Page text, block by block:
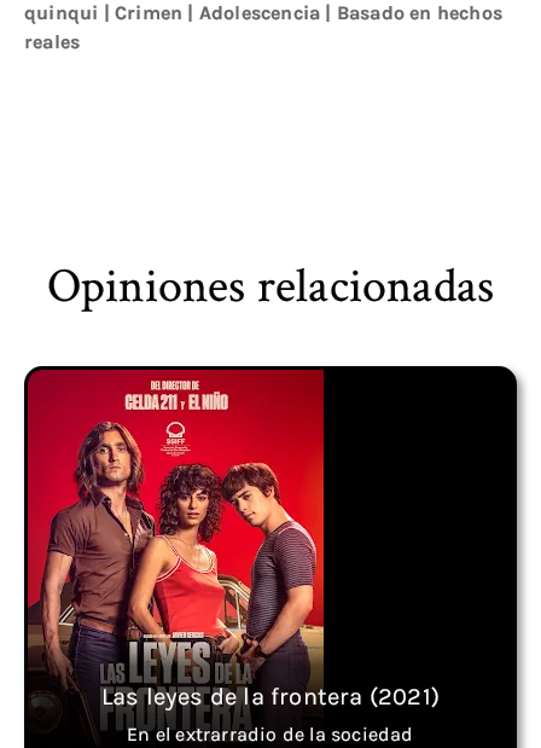
quinqui |Crimen Adolescencia
Basado en hechos
reales
Opiniones relacionadas
Las leyes de la frontera (2021)
En el extrarradio de la sociedad